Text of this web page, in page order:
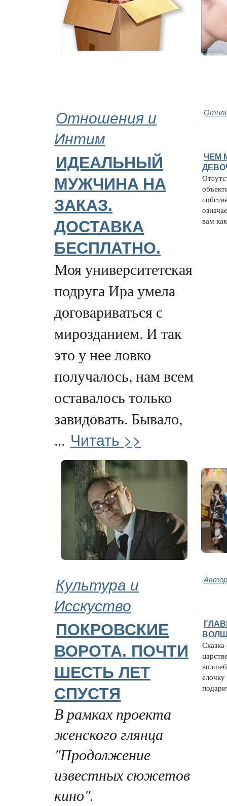
Отношения и
Интим
ИДЕАЛЬНЫЙ
МУЖЧИНA НА
ЗАКАЗ.
ДОСТАВКА
БЕСПЛАТНО.
Моя университетская
подруга Ира умела
договариваться с
мирозданием. И так
это у нее ловко
получалось, нам всем
оставалось только
завидовать. Бывало,
... Читать >>
ЧЕМ
вам
Культура и
Исскуство
ПОКРОВСКИЕ
ВОРОТА. ПОЧТИ
ШЕСТЬ ЛЕТ
СПУСТЯ
В рамках проекта
женского глянца
"Продолжение
известных сюжетов
кино".